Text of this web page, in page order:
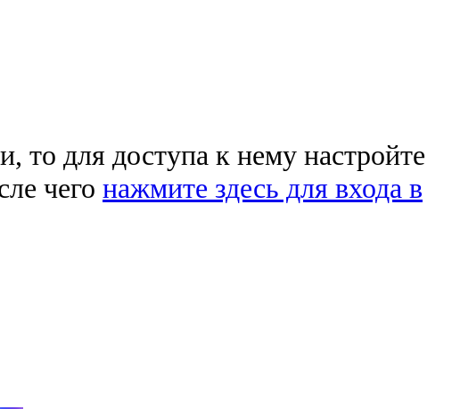
то для доступа к нему настройте
чего нажмите здесь для входа в